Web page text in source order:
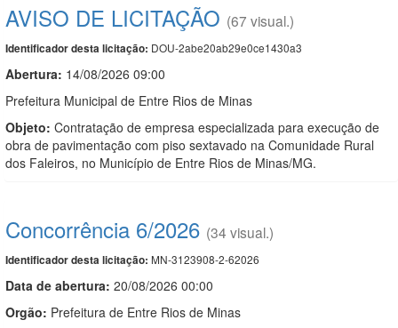
AVISO DE LICITAÇÃO (67 visual.)
Identificador desta licitação: DOU-2abe20ab29e0ce1430a3
Abertura: 14/08/2026 09:00
Prefeitura Municipal de Entre Rios de Minas
Objeto: Contratação de empresa especializada para execução de
obra de pavimentação com piso sextavado na Comunidade Rural
dos Faleiros, no Município de Entre Rios de Minas/MG.
Concorrência 6/2026 (34 visual.)
Identificador desta licitação: MN-3123908-2-62026
Data de abertura: 20/08/2026 00:00
Orgão: Prefeitura de Entre Rios de Minas